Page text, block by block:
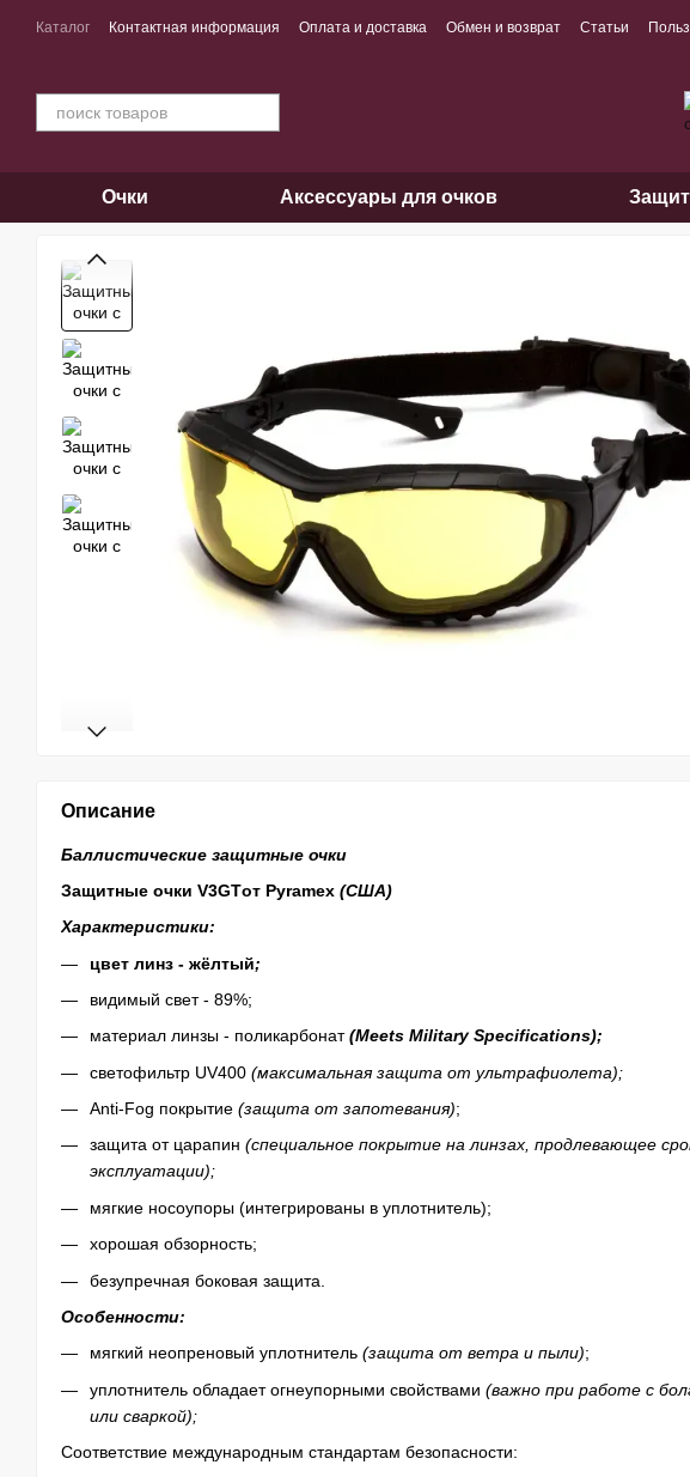
Перейти к основному контенту
Каталог Контактная информация Оплата и доставка Обмен и возврат Статьи
Очки Аксессуары для очков
Описание
Баллистические защитные очки
Защитные очки V3GTот Pyramex (США)
Характеристики:
цвет линз - жёлтый;
видимый свет - 89%;
материал линзы - поликарбонат(Meets Military Specifications);
светофильтр UV400 (максимальная защита от ультрафиолета);
Anti-Fog покрытие (защита от запотевания);
защита от царапин (специальное покрытие на линзах, продлевающее
эксплуатации);
мягкие носоупоры (интегрированы в уплотнитель);
хорошая обзорность;
безупречная боковая защита.
Особенности:
мягкий неопреновый уплотнитель (защита от ветра и пыли);
уплотнитель обладает огнеупорными свойствами (важно при работе с
или сваркой);
Соответствие международным стандартам безопасности: